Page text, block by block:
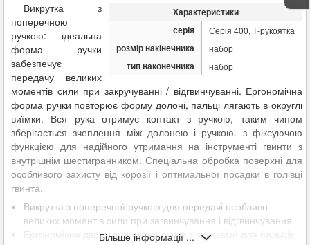
Характеристики
серія
Серія 400, Т-рукоятка
розмір накінечника набор
тип наконечника набор
Викрутка з
поперечною
ручкою: ідеальна
форма ручки
забезпечує
передачу великих
моментів сили при закручуванні / відгвинчуванні. Ергономічна
форма ручки повторює форму долоні, пальці лягають в округлі
виїмки. Вся рука отримує контакт з ручкою, таким чином
зберігається зчеплення між долонею і ручкою. з фіксуючою
функцією для надійного утримання на інструменті гвинти з
внутрішнім шестигранником. Спеціальна обробка поверхні для
особливого захисту від корозії і оптимальної посадки в голівці
гвинта.
Викрутка з поперечної ручкою для передачі особливо
великих моментів сили при загвинчування і відгвинчування
Ергономічна двокомпонентна ручка з виїмками для пальців і
Більше інформації ...